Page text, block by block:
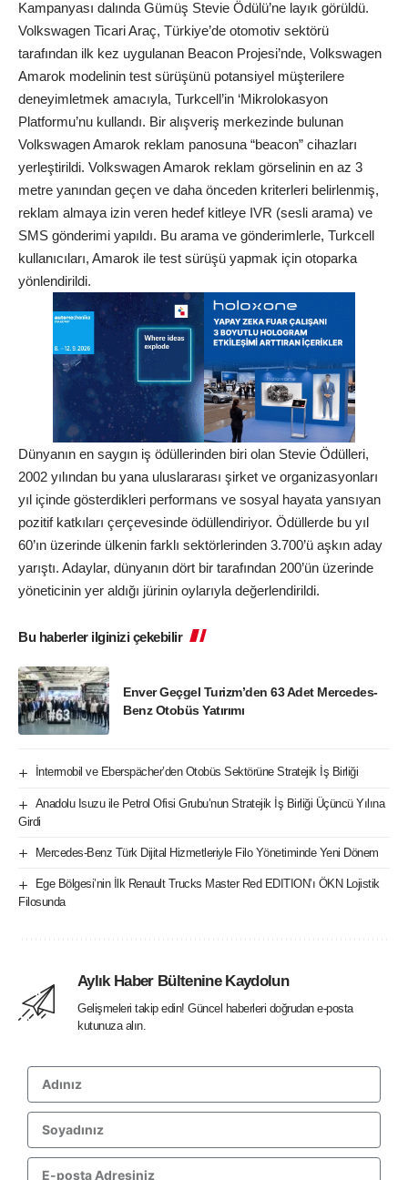
Kampanyası dalında Gümüş Stevie Ödülü’ne layık görüldü.
Volkswagen Ticari Araç, Türkiye’de otomotiv sektörü
tarafından ilk kez uygulanan Beacon Projesi’nde, Volkswagen
Amarok modelinin test sürüşünü potansiyel müşterilere
deneyimletmek amacıyla, Turkcell’in ‘Mikrolokasyon
Platformu’nu kullandı. Bir alışveriş merkezinde bulunan
Volkswagen Amarok reklam panosuna “beacon” cihazları
yerleştirildi. Volkswagen Amarok reklam görselinin en az 3
metre yanından geçen ve daha önceden kriterleri belirlenmiş,
reklam almaya izin veren hedef kitleye IVR (sesli arama) ve
SMS gönderimi yapıldı. Bu arama ve gönderimlerle, Turkcell
kullanıcıları, Amarok ile test sürüşü yapmak için otoparka
yönlendirildi.
Dünyanın en saygın iş ödüllerinden biri olan Stevie Ödülleri,
2002 yılından bu yana uluslararası şirket ve organizasyonları
yıl içinde gösterdikleri performans ve sosyal hayata yansıyan
pozitif katkıları çerçevesinde ödüllendiriyor. Ödüllerde bu yıl
60’ın üzerinde ülkenin farklı sektörlerinden 3.700’ü aşkın aday
yarıştı. Adaylar, dünyanın dört bir tarafından 200’ün üzerinde
yöneticinin yer aldığı jürinin oylarıyla değerlendirildi.
Bu haberler ilginizi çekebilir
Enver Geçgel Turizm’den 63 Adet Mercedes-
Benz Otobüs Yatırımı
İntermobil ve Eberspächer’den Otobüs Sektörüne Stratejik İş Birliği
Anadolu Isuzu ile Petrol Ofisi Grubu’nun Stratejik İş Birliği Üçüncü Yılına
Girdi
Mercedes-Benz Türk Dijital Hizmetleriyle Filo Yönetiminde Yeni Dönem
Ege Bölgesi’nin İlk Renault Trucks Master Red EDITION’ı ÖKN Lojistik
Filosunda
Aylık Haber Bültenine Kaydolun
Gelişmeleri takip edin! Güncel haberleri doğrudan e-posta
kutunuza alın.